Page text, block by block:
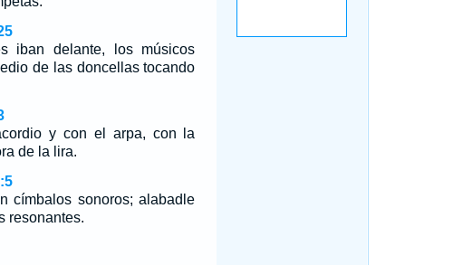
iban delante, los músicos
de las doncellas tocando
y con el arpa, con la
de la lira.
címbalos sonoros; alabadle
resonantes.